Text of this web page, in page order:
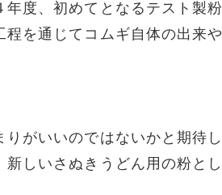
度、初めてとなるテスト製
を通じてコムギ自体の出来
りがいいのではないかと期待
しいさぬきうどん用の粉と